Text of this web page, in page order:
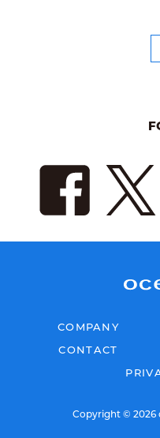
COMPANY
CONTACT
Copyright © 2026